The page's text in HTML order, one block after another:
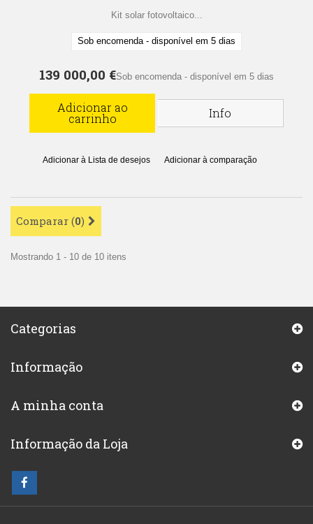
Kit solar fotovoltaico...
Sob encomenda - disponível em 5 dias
139 000,00 €Sob encomenda - disponível em 5 dias
Adicionar ao
carrinho Info
Adicionar à Lista de desejos Adicionar à comparação
Comparar (0)
Mostrando 1 - 10 de 10 itens
Categorias
Informação
A minha conta
Informação da Loja